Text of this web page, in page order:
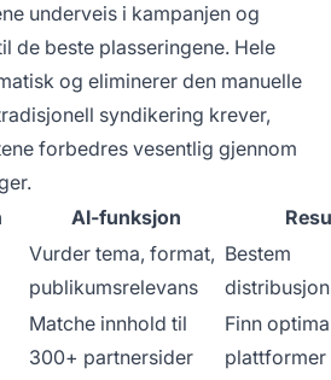
underveis i kampanjen og
de beste plasseringene. Hele
og eliminerer den manuelle
syndikering krever,
forbedres vesentlig gjennom
AI-funksjon
Vurder tema, format,
publikumsrelevans
Bestem
Matche innhold til
300+ partnersider
Finn
plattformer